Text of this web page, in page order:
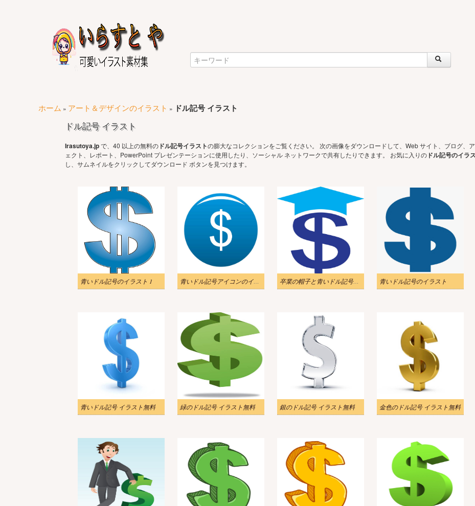
ホーム » アート＆デザインのイラスト » ドル記号 イラスト
ドル記号 イラスト
Irasutoya.jpで、40 以上の無料の ドル記号イラストの膨大なコレクションをご覧ください。 次の画像をダウンロードして、Web サイト、ブログ、
ェクト、レポート、PowerPoint プレゼンテーションに使用したり、ソーシャル ネットワークで共有したりできます。 お気に入りの ドル記号のイラ
し、サムネイルをクリックしてダウンロード ボタンを見つけます。
青いドル記号のイラスト 1 青いドル記号アイコンのイラスト 卒業の帽子と青いドル記号のイラスト 青いドル記号のイラスト
青いドル記号 イラスト無料 緑のドル記号 イラスト無料 銀のドル記号 イラスト無料 金色のドル記号 イラスト無料